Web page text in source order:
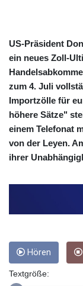
US-Präsident
ein neues Zoll-
zum 4. Juli
Importzölle für
höhere Sätze"
einem Telefonat
von der Leyen.
ihrer
Hören
Textgröße: